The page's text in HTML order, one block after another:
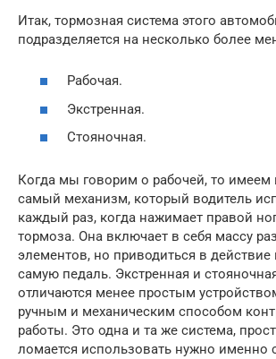
Итак, тормозная система этого
подразделяется на несколько более
Рабочая.
Экстренная.
Стояночная.
Когда мы говорим о рабочей, то имеем
самый механизм, который водитель
каждый раз, когда нажимает правой
тормоза. Она включает в себя массу
элементов, но приводиться в действие
самую педаль. Экстренная и
отличаются менее простым
ручным и механическим способом
работы. Это одна и та же система,
ломается использовать нужно именно